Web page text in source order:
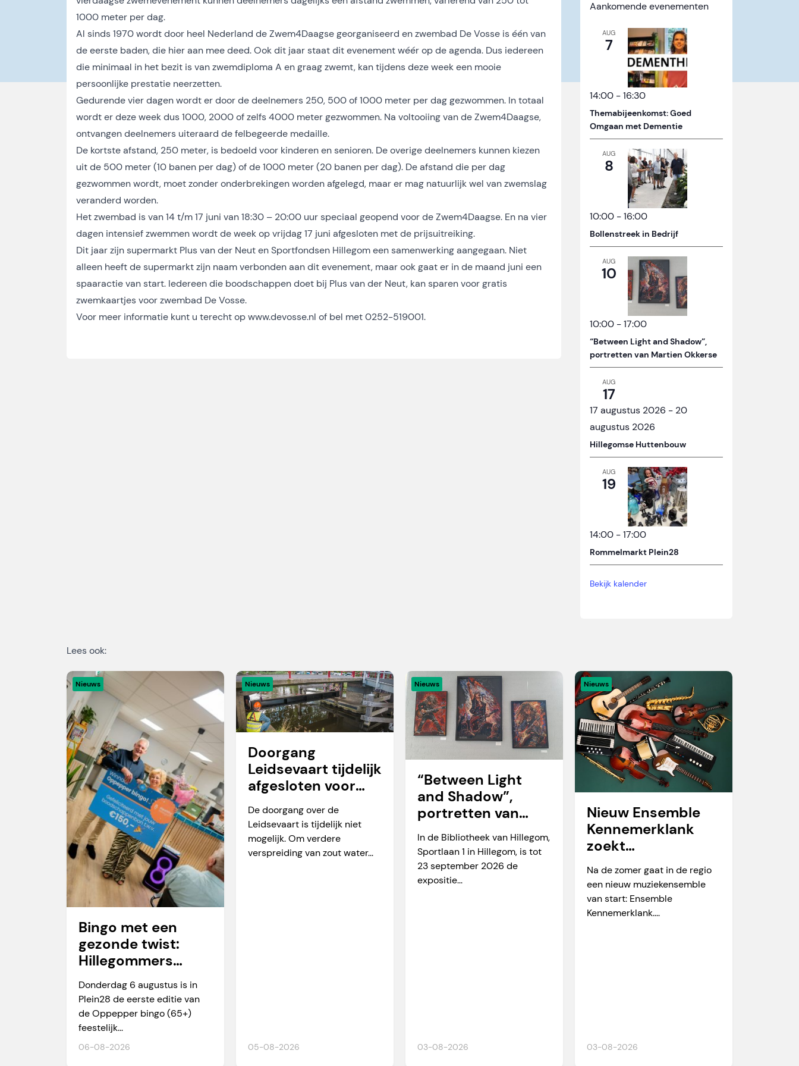
1000 meter per dag.
Al sinds 1970 wordt door heel Nederland de Zwem4Daagse georganiseerd en zwembad De Vosse is één van
de eerste baden, die hier aan mee deed. Ook dit jaar staat dit evenement wéér op de agenda. Dus iedereen
die minimaal in het bezit is van zwemdiploma A en graag zwemt, kan tijdens deze week een mooie
persoonlijke prestatie neerzetten.
Gedurende vier dagen wordt er door de deelnemers 250, 500 of 1000 meter per dag gezwommen. In totaal
wordt er deze week dus 1000, 2000 of zelfs 4000 meter gezwommen. Na voltooiing van de Zwem4Daagse,
ontvangen deelnemers uiteraard de felbegeerde medaille.
De kortste afstand, 250 meter, is bedoeld voor kinderen en senioren. De overige deelnemers kunnen kiezen
uit de 500 meter (10 banen per dag) of de 1000 meter (20 banen per dag). De afstand die per dag
gezwommen wordt, moet zonder onderbrekingen worden afgelegd, maar er mag natuurlijk wel van zwemslag
veranderd worden.
Het zwembad is van 14 t/m 17 juni van 18:30 – 20:00 uur speciaal geopend voor de Zwem4Daagse. En na vier
dagen intensief zwemmen wordt de week op vrijdag 17 juni afgesloten met de prijsuitreiking.
Dit jaar zijn supermarkt Plus van der Neut en Sportfondsen Hillegom een samenwerking aangegaan. Niet
alleen heeft de supermarkt zijn naam verbonden aan dit evenement, maar ook gaat er in de maand juni een
spaaractie van start. Iedereen die boodschappen doet bij Plus van der Neut, kan sparen voor gratis
zwemkaartjes voor zwembad De Vosse.
Voor meer informatie kunt u terecht opwww.devosse.nl of bel met 0252-519001.
Aankomende evenementen
AUG
7
14:00 -16:30
Themabijeenkomst: Goed
Omgaan met Dementie
AUG
8
10:00 -16:00
Bollenstreek in Bedrijf
AUG
10
10:00 -17:00
“Between Light and Shadow”,
portretten van Martien Okkerse
AUG
17
17 augustus 2026 - 20
augustus 2026
Hillegomse Huttenbouw
AUG
19
14:00 -17:00
Rommelmarkt Plein28
Bekijk kalender
Lees ook:
Nieuws
06-08-2026
Bingo met een
gezonde twist:
Hillegommers
winnen meer dan
alleen een prijs
Donderdag 6 augustus is in
Plein28 de eerste editie van
de Oppepper bingo (65+)
feestelijk...
Nieuws
05-08-2026
Doorgang
Leidsevaart tijdelijk
afgesloten voor
vaarverkeer
De doorgang over de
Leidsevaart is tijdelijk niet
mogelijk. Om verdere
verspreiding van zout water...
Nieuws
03-08-2026
“Between Light
and Shadow”,
portretten van
Martien Okkerse
In de Bibliotheek van Hillegom,
Sportlaan 1 in Hillegom, is tot
23 september 2026 de
expositie...
Nieuws
03-08-2026
Nieuw Ensemble
Kennemerklank
zoekt
amateurmuzikante
n
Na de zomer gaat in de regio
een nieuw muziekensemble
van start: Ensemble
Kennemerklank....